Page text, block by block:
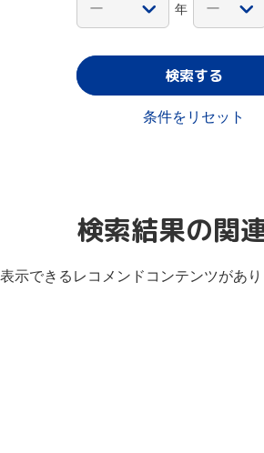
年
検索する
条件をリセット
検索結果の関
表示できるレコメンドコンテンツがあ